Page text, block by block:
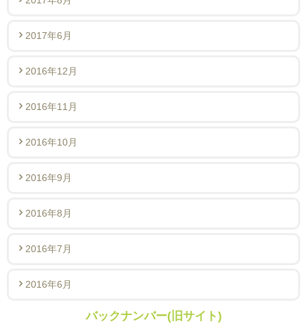
2017年6月
2016年12月
2016年11月
2016年10月
2016年9月
2016年8月
2016年7月
2016年6月
バックナンバー(旧サイト)